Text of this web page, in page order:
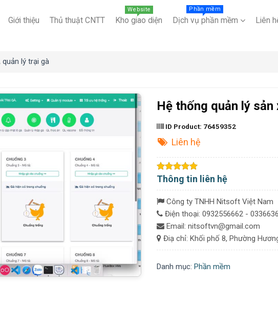
Giới thiệu Thủ thuật CNTT Kho giao diện
Website
Dịch vụ phần mềm
Phần mềm
Liên
lý trại gà
Hệ thống quản lý
ID Product: 76459352
Liên hệ
Thông tin liên hệ
Công ty TNHH Nitsoft Việt Nam
Điện thoại: 0932556662 -
Email: nitsoftvn@gmail.com
Điạ chỉ: Khối phố 8, Phường
Danh mục:Phần mềm